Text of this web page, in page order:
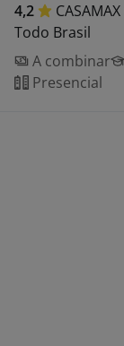
4,2 CASAMAX
Todo Brasil
A combinar
Presencial